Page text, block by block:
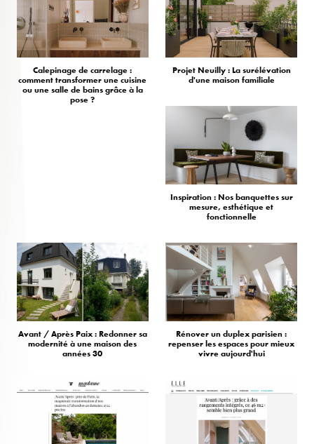
Calepinage de carrelage :
comment transformer une cuisine
ou une salle de bains grâce à la
pose ?
Projet Neuilly : La surélévation
d'une maison familiale
Inspiration : Nos banquettes sur
mesure, esthétique et
fonctionnelle
Avant / Après Paix : Redonner sa
modernité à une maison des
années 30
Rénover un duplex parisien :
repenser les espaces pour mieux
vivre aujourd'hui